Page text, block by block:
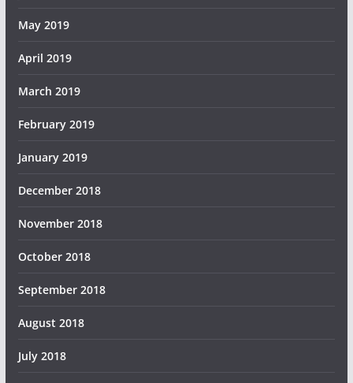
May 2019
April 2019
March 2019
February 2019
January 2019
December 2018
November 2018
October 2018
September 2018
August 2018
July 2018